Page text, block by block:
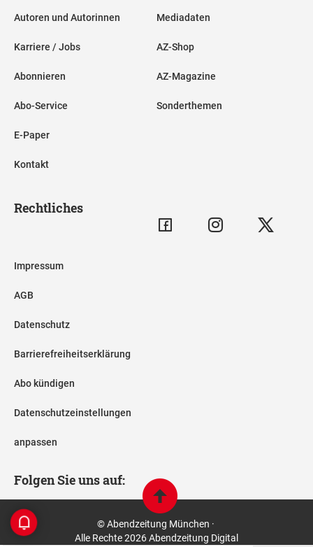
Autoren und Autorinnen
Karriere / Jobs
Abonnieren
Abo-Service
E-Paper
Kontakt
Mediadaten
AZ-Shop
AZ-Magazine
Sonderthemen
Rechtliches
Impressum
AGB
Datenschutz
Barrierefreiheitserklärung
Abo kündigen
Datenschutzeinstellungen
anpassen
Folgen Sie uns auf:
© Abendzeitung München ·
Alle Rechte 2026 Abendzeitung Digital